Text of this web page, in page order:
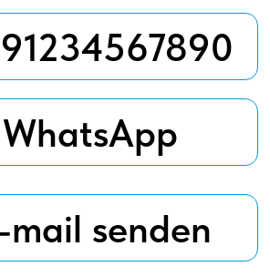
zu
Sie uns heraus!